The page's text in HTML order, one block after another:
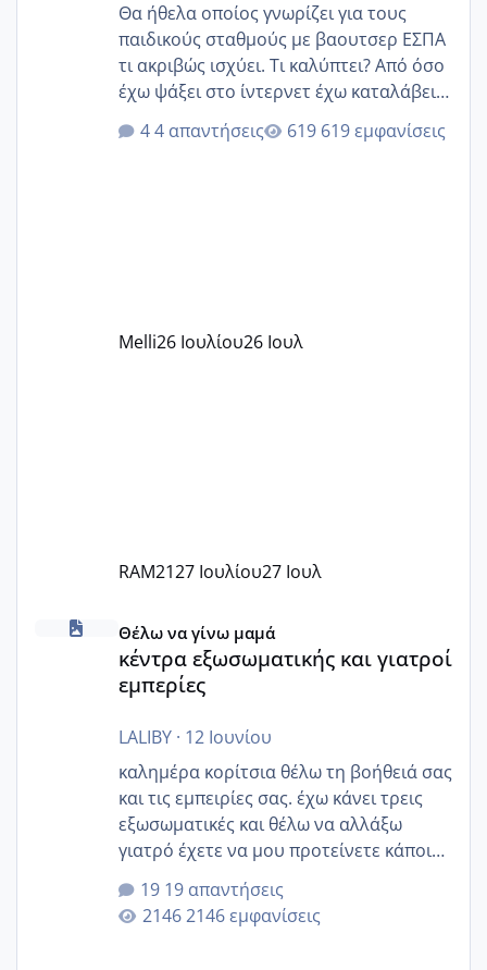
Θα ήθελα οποίος γνωρίζει για τους
παιδικούς σταθμούς με βαουτσερ ΕΣΠΑ
τι ακριβώς ισχύει. Τι καλύπτει? Από όσο
έχω ψάξει στο ίντερνετ έχω καταλάβει
ότι το βαουτσερ καλύπτει όλα τα
δίδακτρα και τα τροφεια του ιδιωτικού
Εγώ πήγα σε έναν ιδιωτικό παιδικό στ
4 απαντήσεις 619 εμφανίσεις
Melli26 Ιουλίου26 Ιουλ
RAM2127 Ιουλίου27 Ιουλ
κέντρα εξωσωματικής και γιατροί εμπερίες
Θέλω να γίνω μαμά
κέντρα εξωσωματικής και γιατροί
εμπερίες
LALIBY· 12 Ιουνίου
καλημέρα κορίτσια θέλω τη βοήθειά σας
και τις εμπειρίες σας. έχω κάνει τρεις
εξωσωματικές και θέλω να αλλάξω
γιατρό έχετε να μου προτείνετε κάποιον
που μείνατε ευχαριστημένες και είχατε
επιιτυχία? έκανα στο υγεία με τον
ζερβομανωλάκη (δεν το εψαξε καθόλου
19 απαντήσεις
2146 εμφανίσεις